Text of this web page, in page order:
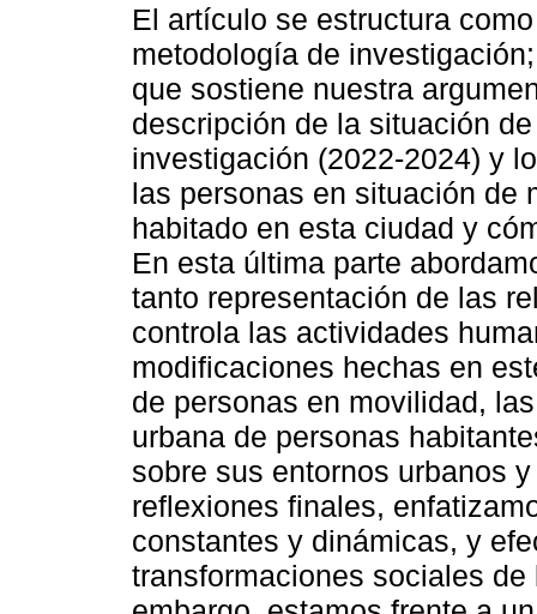
El artículo se estructura
metodología de
que sostiene nuestra
descripción de la situación
investigación (2022-2024) y
las personas en situación de
habitado en esta ciudad y
En esta última parte
tanto representación de las
controla las actividades
modificaciones hechas en
de personas en movilidad,
urbana de personas
sobre sus entornos urbanos
reflexiones finales,
constantes y dinámicas, y
transformaciones sociales